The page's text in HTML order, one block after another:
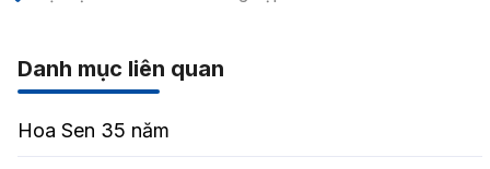
Danh mục liên quan
Hoa Sen 35 năm